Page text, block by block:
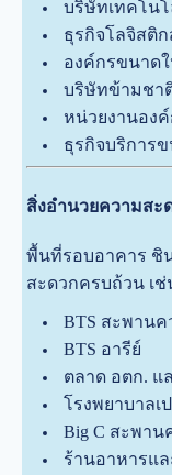
บริษัทเทคโน
ธุรกิจโลจิสติ
องค์กรขนาดใ
บริษัทข้ามชา
หน่วยงานอง
ธุรกิจบริการ
สิ่งอำนวยความสะ
พื้นที่รอบอาคาร ชิ
สะดวกครบถ้วน เช่
BTS สะพานค
BTS อารีย์
ตลาด อตก. แ
โรงพยาบาล
Big C สะพาน
ร้านอาหารแ